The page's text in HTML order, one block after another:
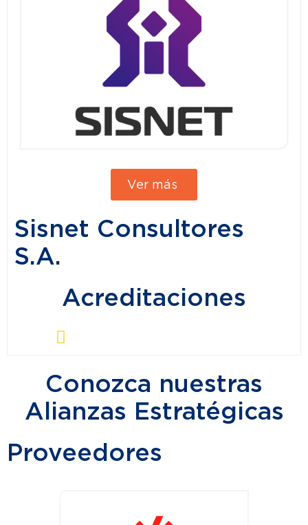
Ver más
Sisnet Consultores
S.A.
Acreditaciones
Conozca nuestras
Alianzas Estratégicas
Proveedores